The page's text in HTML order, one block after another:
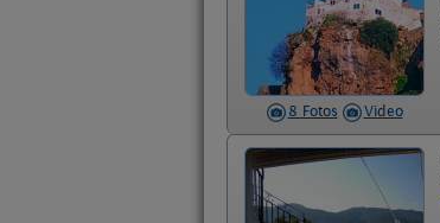
8 Fotos Video